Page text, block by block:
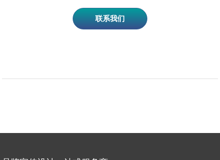
联系我们